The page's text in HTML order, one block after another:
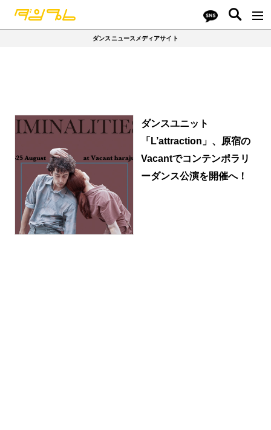
ダンスニュースメディアサイト
ダンスユニット
「L’attraction」、原宿の
Vacantでコンテンポラリ
ーダンス公演を開催へ！